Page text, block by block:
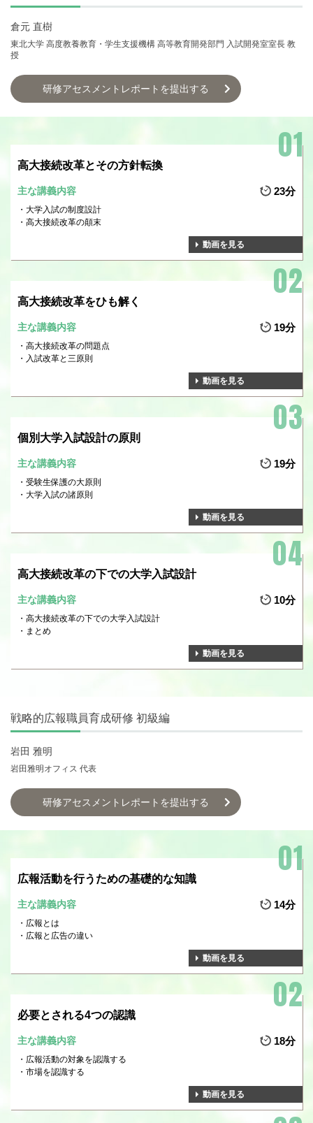
倉元 直樹
東北大学 高度教養教育・学生支援機構 高等教育開発部門 入試開発室室長 教
授
研修アセスメントレポートを提出する
高大接続改革とその方針転換
主な講義内容 23分
大学入試の制度設計
高大接続改革の顛末
動画を見る
高大接続改革をひも解く
主な講義内容 19分
高大接続改革の問題点
入試改革と三原則
動画を見る
個別大学入試設計の原則
主な講義内容 19分
受験生保護の大原則
大学入試の諸原則
動画を見る
高大接続改革の下での大学入試設計
主な講義内容 10分
高大接続改革の下での大学入試設計
まとめ
動画を見る
戦略的広報職員育成研修 初級編
岩田 雅明
岩田雅明オフィス 代表
研修アセスメントレポートを提出する
広報活動を行うための基礎的な知識
主な講義内容 14分
広報とは
広報と広告の違い
動画を見る
必要とされる4つの認識
主な講義内容 18分
広報活動の対象を認識する
市場を認識する
動画を見る